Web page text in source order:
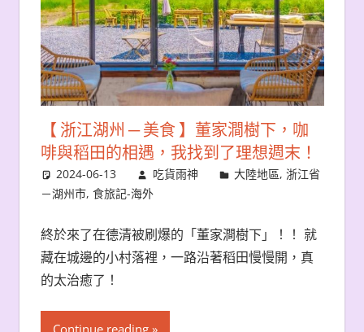
【 浙江湖州 ─ 美食 】董家澗樹下，咖
啡與稻田的相遇，我找到了理想週末！
2024-06-13 吃貨雨神 大陸地區,浙江省
－湖州市, 食旅記-海外
終於來了在德清被刷爆的「董家澗樹下」！！ 就
藏在城邊的小村落裡，一路沿著稻田慢慢開，真
的太治癒了！